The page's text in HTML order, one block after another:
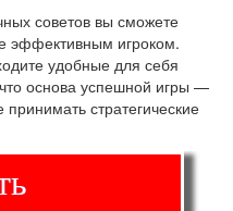
советов вы сможете
эффективным игроком.
удобные для себя
основа успешной игры —
стратегические